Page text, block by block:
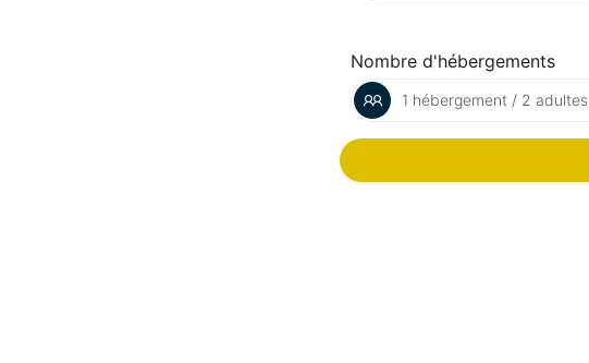
Nombre d'hébergements
1 hébergement / 2 adultes